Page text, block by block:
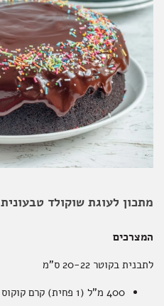
מתכון לעוגת שוקולד טבעונית
המצרכים
לתבנית בקוטר 20-22 ס"מ
400 מ"ל (1 פחית) קרם קוקוס
ביצים וחלב
נרות וריחות
ילדים
ספרים ומוצרי נייר